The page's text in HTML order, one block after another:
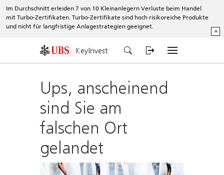
Im Durchschnitt erleiden 7 von 10 Kleinanlegern Verluste beim Handel
mit Turbo-Zertifikaten. Turbo-Zertifikate sind hoch risikoreiche Produkte
und nicht für langfristige Anlagestrategien geeignet.
^
KeyInvest
Ups, anscheinend
sind Sie am
falschen Ort
gelandet